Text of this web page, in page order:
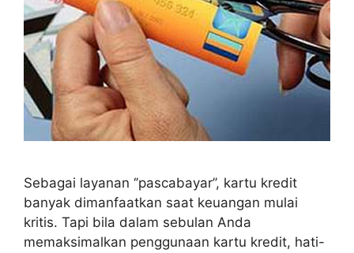
Sebagai layanan ‘’pascabayar’’, kartu kredit
banyak dimanfaatkan saat keuangan mulai
kritis. Tapi bila dalam sebulan Anda
memaksimalkan penggunaan kartu kredit, hati-